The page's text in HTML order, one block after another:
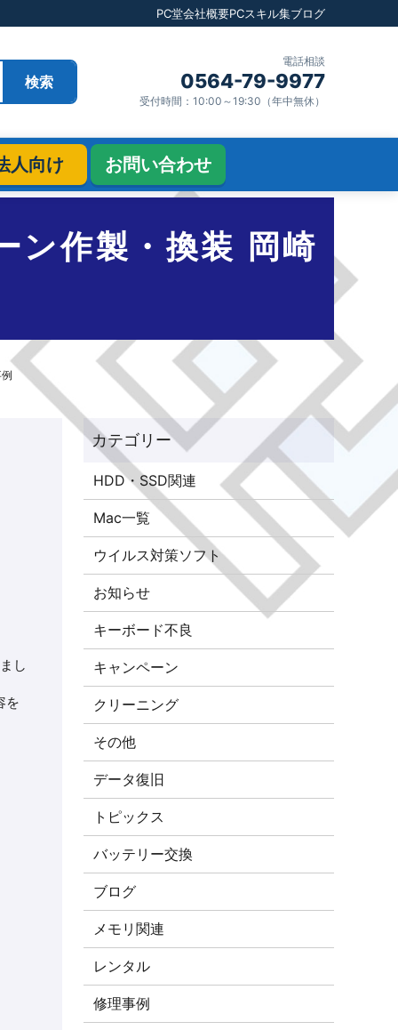
PC堂会社概要PCスキル集ブログ
検索
電話相談
0564-79-9977
受付時間：10:00～19:30（年中無休）
人向け お問い合わせ
作製・換装 岡崎
し
を
HDD・SSD関連
Mac一覧
ウイルス対策ソフト
お知らせ
キーボード不良
キャンペーン
クリーニング
その他
データ復旧
トピックス
バッテリー交換
ブログ
メモリ関連
レンタル
修理事例